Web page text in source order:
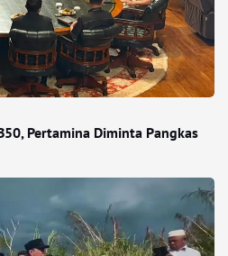
Pertamina Diminta Pangkas